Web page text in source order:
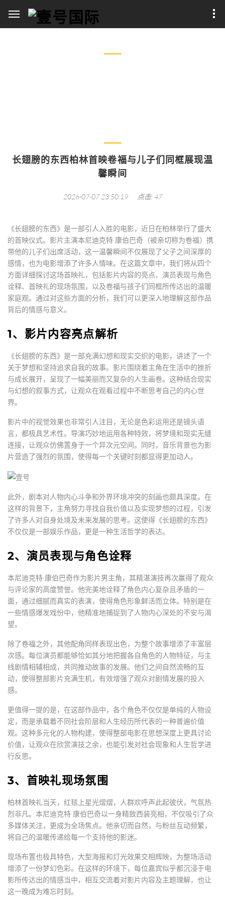
长翅膀的东西柏林首映卷福与儿子们同框展现温
馨瞬间
2026-07-07 23:50:19 点击: 47
《长翅膀的东西》是一部引人入胜的电影，近日在柏林举行了盛大
的首映仪式。影片主演本尼迪克特·康伯巴奇（被亲切称为卷福）携
带他的儿子们出席活动，这一温馨瞬间不仅展现了父子之间深厚的
感情，也为电影增添了许多人情味。在这篇文章中，我们将从四个
方面详细探讨这场首映礼，包括影片内容的亮点、演员表现与角色
诠释、首映礼的现场氛围，以及卷福与孩子们同框所传达出的温暖
家庭观。通过对这些方面的分析，我们可以更深入地理解这部作品
背后的情感与意义。
1、影片内容亮点解析
《长翅膀的东西》是一部充满幻想和现实交织的电影，讲述了一个
关于梦想和坚持追求自我的故事。影片围绕着主角在生活中的挫折
与成长展开，呈现了一幅美丽而又复杂的人生画卷。这种结合现实
与幻想的叙事方式，让观众在观看过程中不断思考自己的内心世
界。
影片中的视觉效果也非常引人注目，无论是色彩运用还是镜头语
言，都极具艺术性。导演巧妙地运用各种特效，将梦境和现实无缝
连接，让观众仿佛置身于一个异次元空间。同时，音乐背景也为影
片营造了强烈的氛围，使得每一个关键时刻都显得更加动人。
此外，剧本对人物内心斗争和外界环境冲突的刻画也颇具深度。在
这样的背景下，主角努力寻找自我价值以及实现梦想的过程，引发
了许多人对自身处境及未来发展的思考。这使得《长翅膀的东西》
不仅仅是一部娱乐作品，更是一种生活哲学的表达。
2、演员表现与角色诠释
本尼迪克特·康伯巴奇作为影片男主角，其精湛演技再次赢得了观众
与评论家的高度赞誉。他完美地诠释了角色内心复杂且矛盾的一
面，通过细腻而真实的表演，使得角色形象鲜活而立体。特别是在
一些情感爆发戏份中，他精准地捕捉到了人物内心深处的不安与渴
望。
除了卷福之外，其他配角同样表现出色，为整个故事增添了丰富层
次感。每位演员都能够恰如其分地把握各自角色的人物特征，与主
线剧情相辅相成，共同推动故事的发展。他们之间自然流畅的互
动，使得整部影片充满生机，有效增强了观众对剧情发展的投入
感。
更值得一提的是，在这部作品中，各个角色不仅仅是单纯的人物设
定，而是承载着不同社会阶层和人生经历所代表的一种普遍价值
观。这种多元化的人物构建，使得整部电影在思想深度上更具讨论
价值，让观众在欣赏演技之余，也能引发对社会现象和人生哲学进
行反思。
3、首映礼现场氛围
柏林首映礼当天，红毯上星光熠熠，人群欢呼声此起彼伏，气氛热
烈非凡。本尼迪克特·康伯巴奇以一身精致西装亮相，不仅吸引了众
多媒体关注，更成为全场焦点。他亲切而自然，与粉丝互动频繁，
将自己的温暖传递给每一个支持他的影迷。
现场布置也极具特色，大型海报和灯光效果交相辉映，为整场活动
增添了一份梦幻色彩。在这样的环境下，每位嘉宾似乎都沉浸于电
影所传达出的情感当中，相互交流着对影片内容及主题理解，也让
这一晚成为难忘时刻。